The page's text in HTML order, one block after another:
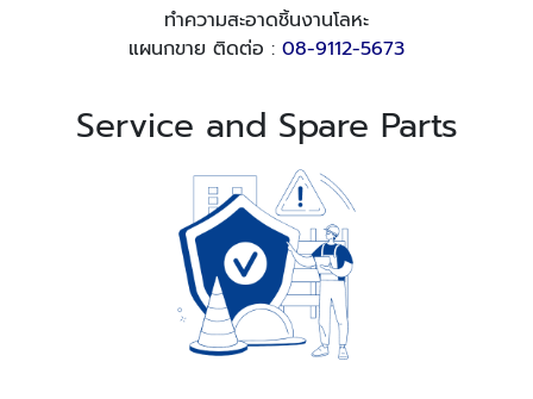
ทำความสะอาดชิ้นงานโลหะ
แผนกขาย ติดต่อ : 08-9112-5673
Service and Spare Parts